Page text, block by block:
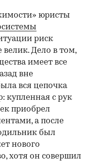
юристы
риск
Дело в том,
имеет все
вне
вся цепочка
купленная с рук
приобрел
а после
был
нового
хотя он совершил